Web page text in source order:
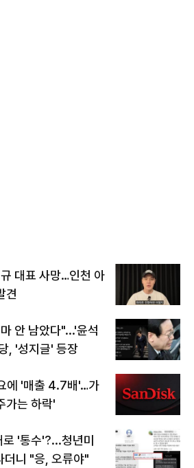
대표 사망…인천 아
견
안 남았다"...'윤석
, '성지글' 등장
에 '매출 4.7배'…가
가는 하락'
'통수'?...청년미
더니 "응, 오류야"